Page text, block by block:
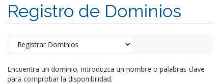
Registro de Dominios
Encuentra un dominio, introduzca un nombre o palabras clave
para comprobar la disponibilidad.